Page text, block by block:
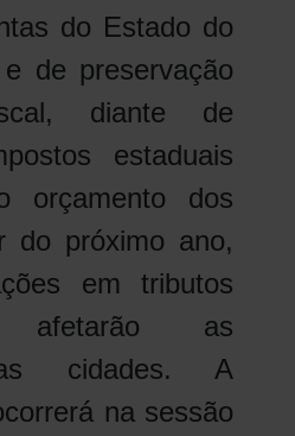
do Estado do
de preservação
diante de
estaduais
orçamento dos
do próximo ano,
em tributos
afetarão as
cidades. A
na sessão